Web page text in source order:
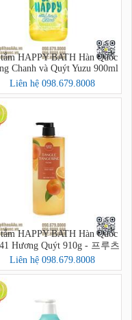
HAPPY BATH Hàn Quốc
Chanh và Quýt Yuzu 900ml
Liên hệ 098.679.8008
HAPPY BATH Hàn Quốc
Hương Quýt 910g - 프루츠
크러시 바디워시
Liên hệ 098.679.8008